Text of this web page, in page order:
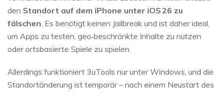
den Standort auf dem iPhone unter iOS 26 zu
fälschen. Es benötigt keinen Jailbreak und ist daher ideal,
um Apps zu testen, geo‑beschränkte Inhalte zu nutzen
oder ortsbasierte Spiele zu spielen.
Allerdings funktioniert 3uTools nur unter Windows, und die
Standortänderung ist temporär – nach einem Neustart des